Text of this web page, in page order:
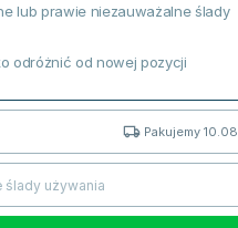
lub prawie niezauważalne ślady
odróżnić od nowej pozycji
Pakujemy 10.08
ślady używania